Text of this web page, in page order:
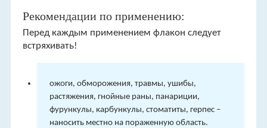
Рекомендации по применению:
Перед каждым применением флакон следует
встряхивать!
ожоги, обморожения, травмы, ушибы,
растяжения, гнойные раны, панариции,
фурункулы, карбункулы, стоматиты, герпес –
наносить местно на пораженную область.